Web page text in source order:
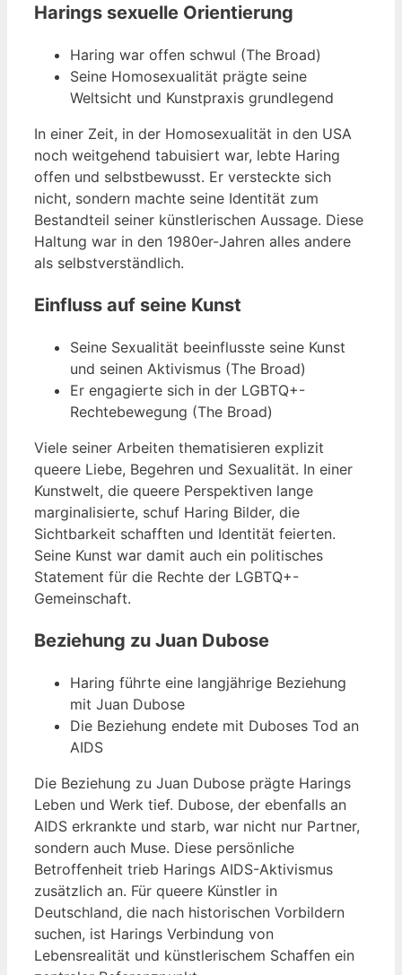
Harings sexuelle Orientierung
Haring war offen schwul (The Broad)
Seine Homosexualität prägte seine
Weltsicht und Kunstpraxis grundlegend
In einer Zeit, in der Homosexualität in den USA
noch weitgehend tabuisiert war, lebte Haring
offen und selbstbewusst. Er versteckte sich
nicht, sondern machte seine Identität zum
Bestandteil seiner künstlerischen Aussage. Diese
Haltung war in den 1980er-Jahren alles andere
als selbstverständlich.
Einfluss auf seine Kunst
Seine Sexualität beeinflusste seine Kunst
und seinen Aktivismus (The Broad)
Er engagierte sich in der LGBTQ+-
Rechtebewegung (The Broad)
Viele seiner Arbeiten thematisieren explizit
queere Liebe, Begehren und Sexualität. In einer
Kunstwelt, die queere Perspektiven lange
marginalisierte, schuf Haring Bilder, die
Sichtbarkeit schafften und Identität feierten.
Seine Kunst war damit auch ein politisches
Statement für die Rechte der LGBTQ+-
Gemeinschaft.
Beziehung zu Juan Dubose
Haring führte eine langjährige Beziehung
mit Juan Dubose
Die Beziehung endete mit Duboses Tod an
AIDS
Die Beziehung zu Juan Dubose prägte Harings
Leben und Werk tief. Dubose, der ebenfalls an
AIDS erkrankte und starb, war nicht nur Partner,
sondern auch Muse. Diese persönliche
Betroffenheit trieb Harings AIDS-Aktivismus
zusätzlich an. Für queere Künstler in
Deutschland, die nach historischen Vorbildern
suchen, ist Harings Verbindung von
Lebensrealität und künstlerischem Schaffen ein